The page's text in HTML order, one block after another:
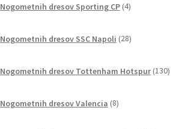
Nogometnih dresov Sporting CP 4izdelki
Nogometnih dresov SSC Napoli 28izdelkov
Nogometnih dresov Tottenham Hotspur 130
Nogometnih dresov Valencia 8izdelkov